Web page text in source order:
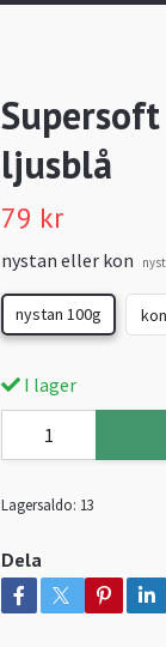
ljusblå
79 kr
nystan eller kon
nystan 100g
I lager
Lagersaldo: 13
Dela